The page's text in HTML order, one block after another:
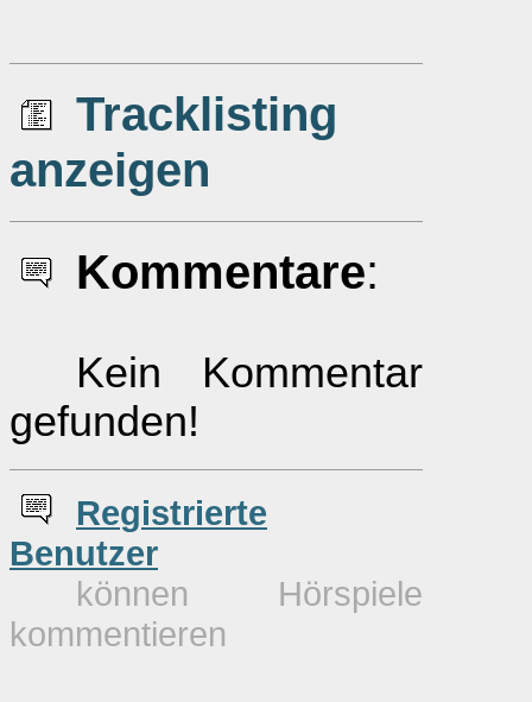
Tracklisting
anzeigen
Kommentare:
Kein Kommentar
gefunden!
Registrierte
Benutzer
können Hörspiele
kommentieren